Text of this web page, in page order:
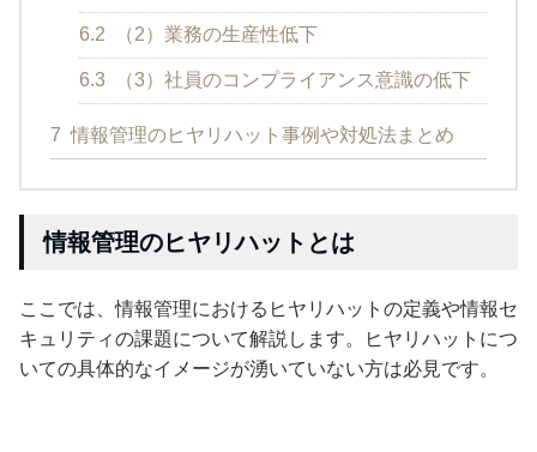
6.2 （2）業務の生産性低下
6.3 （3）社員のコンプライアンス意識の低下
7 情報管理のヒヤリハット事例や対処法まとめ
情報管理のヒヤリハットとは
ここでは、情報管理におけるヒヤリハットの定義や情報セ
キュリティの課題について解説します。ヒヤリハットにつ
いての具体的なイメージが湧いていない方は必見です。